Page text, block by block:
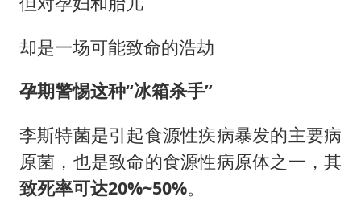
却是一场可能致命的浩劫
孕期警惕这种“冰箱杀手”
李斯特菌是引起食源性疾病暴发的主要病
原菌，也是致命的食源性病原体之一，其
致死率可达20%~50%。